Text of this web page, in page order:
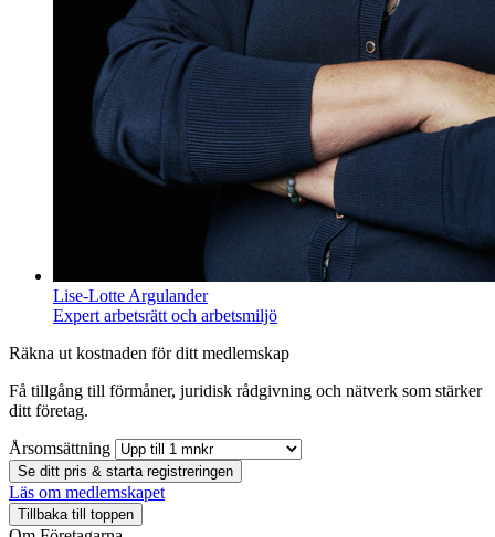
Lise-Lotte Argulander
Expert arbetsrätt och arbetsmiljö
Räkna ut kostnaden för ditt medlemskap
Få tillgång till förmåner, juridisk rådgivning och nätverk som stärker
ditt företag.
Årsomsättning
Se ditt pris & starta registreringen
Läs om medlemskapet
Tillbaka till toppen